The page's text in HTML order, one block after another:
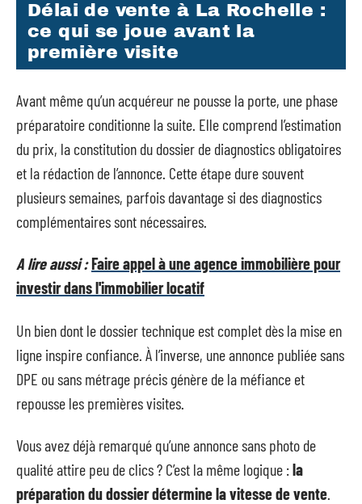
Délai de vente à La Rochelle :
ce qui se joue avant la
première visite
Avant même qu’un acquéreur ne pousse la porte, une phase
préparatoire conditionne la suite. Elle comprend l’estimation
du prix, la constitution du dossier de diagnostics obligatoires
et la rédaction de l’annonce. Cette étape dure souvent
plusieurs semaines, parfois davantage si des diagnostics
complémentaires sont nécessaires.
A lire aussi :Faire appel à une agence immobilière pour
investir dans l'immobilier locatif
Un bien dont le dossier technique est complet dès la mise en
ligne inspire confiance. À l’inverse, une annonce publiée sans
DPE ou sans métrage précis génère de la méfiance et
repousse les premières visites.
Vous avez déjà remarqué qu’une annonce sans photo de
qualité attire peu de clics ? C’est la même logique :la
préparation du dossier détermine la vitesse de vente.